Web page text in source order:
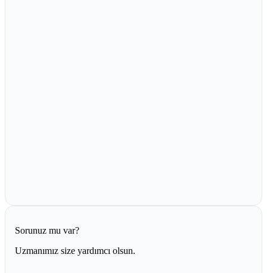
Sorunuz mu var?
Uzmanımız size yardımcı olsun.